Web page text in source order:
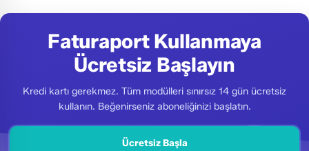
Faturaport Kullanmaya
Ücretsiz Başlayın
Kredi kartı gerekmez. Tüm modülleri sınırsız 14 gün ücretsiz
kullanın. Beğenirseniz aboneliğinizi başlatın.
Ücretsiz Başla